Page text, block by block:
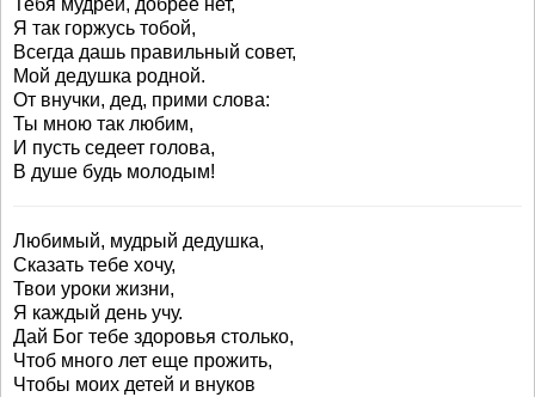
Тебя мудрей, добрее нет,
Я так горжусь тобой,
Всегда дашь правильный совет,
Мой дедушка родной.
От внучки, дед, прими слова:
Ты мною так любим,
И пусть седеет голова,
В душе будь молодым!
Любимый, мудрый дедушка,
Сказать тебе хочу,
Твои уроки жизни,
Я каждый день учу.
Дай Бог тебе здоровья столько,
Чтоб много лет еще прожить,
Чтобы моих детей и внуков